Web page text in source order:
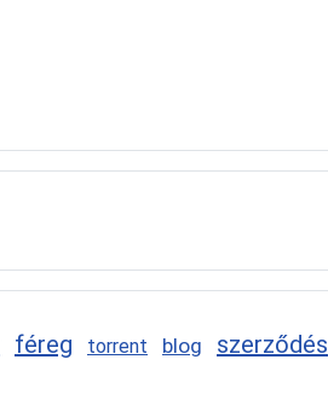
féreg torrent blog szerződés